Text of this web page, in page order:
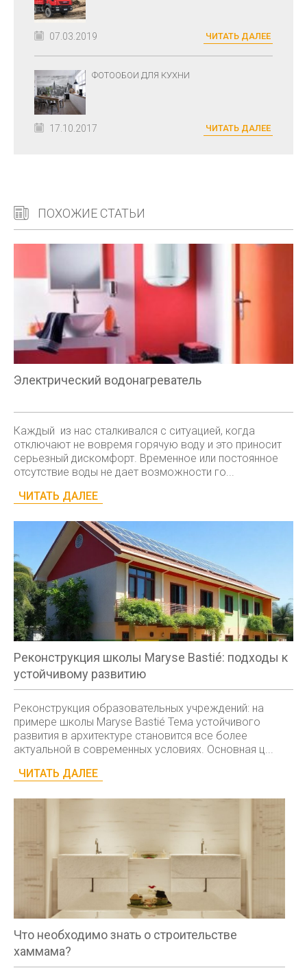
07.03.2019 ЧИТАТЬ ДАЛЕЕ
ФОТООБОИ ДЛЯ КУХНИ
17.10.2017 ЧИТАТЬ ДАЛЕЕ
ПОХОЖИЕ СТАТЬИ
Электрический водонагреватель
Каждый из нас сталкивался с ситуацией, когда
отключают не вовремя горячую воду и это приносит
серьезный дискомфорт. Временное или постоянное
отсутствие воды не дает возможности го...
ЧИТАТЬ ДАЛЕЕ
Реконструкция школы Maryse Bastié: подходы к
устойчивому развитию
Реконструкция образовательных учреждений: на
примере школы Maryse Bastié Тема устойчивого
развития в архитектуре становится все более
актуальной в современных условиях. Основная ц...
ЧИТАТЬ ДАЛЕЕ
Что необходимо знать о строительстве
хаммама?